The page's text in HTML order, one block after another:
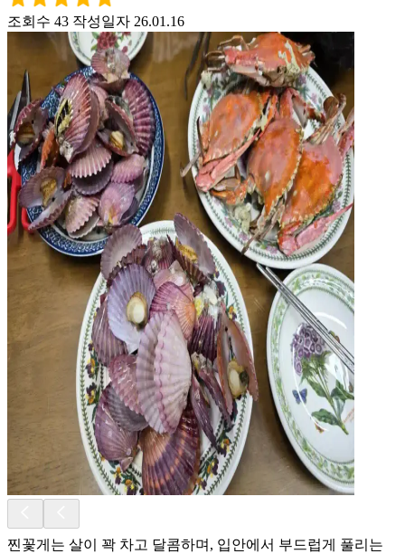
조회수 43 작성일자 26.01.16
찐꽃게는 살이 꽉 차고 달콤하며, 입안에서 부드럽게 풀리는